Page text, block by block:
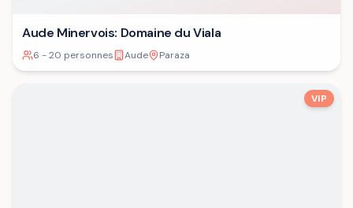
Aude Minervois: Domaine du Viala
6 - 20 personnes Aude Paraza
VIP